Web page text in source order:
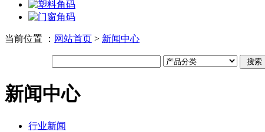
当前位置 ： 网站首页 > 新闻中心
新闻中心
行业新闻